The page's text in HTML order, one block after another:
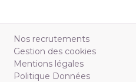
Nos recrutements
Gestion des cookies
Mentions légales
Politique Données